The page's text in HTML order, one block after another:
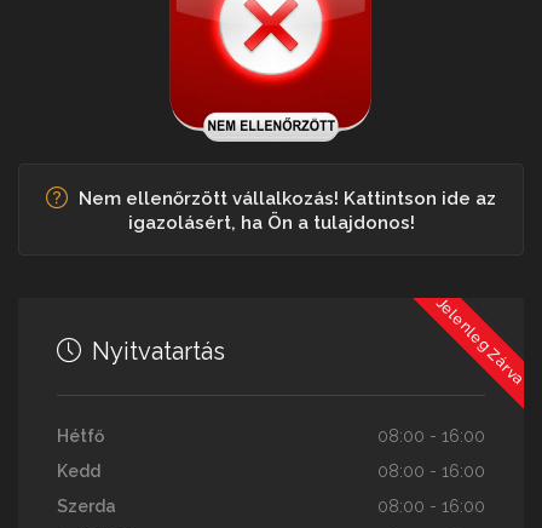
Nem ellenőrzött vállalkozás! Kattintson ide az
igazolásért, ha Ön a tulajdonos!
Jelenleg Zárva
Nyitvatartás
Hétfő
08:00 - 16:00
Kedd
08:00 - 16:00
Szerda
08:00 - 16:00